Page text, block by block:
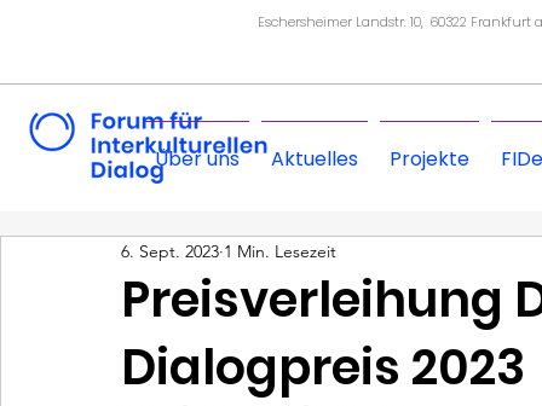
Eschersheimer Landstr. 10, 60322 Frankfurt
Über uns Aktuelles Projekte
Preisverleihung
Dialogpreis 2023
6. Sept. 2023 1 Min. Lesezeit